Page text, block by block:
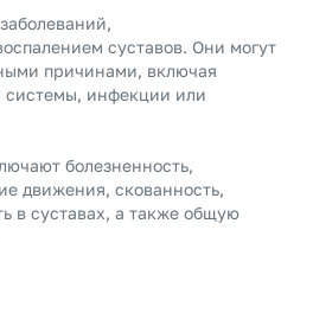
суставов. Они могут
причинами, включая
инфекции или
болезненность,
движения, скованность,
в суставах, а также общую